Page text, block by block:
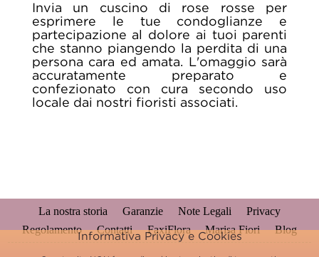
Invia un cuscino di rose rosse per
esprimere le tue condoglianze e
partecipazione al dolore ai tuoi parenti
che stanno piangendo la perdita di una
persona cara ed amata. L'omaggio sarà
accuratamente preparato e
confezionato con cura secondo uso
locale dai nostri fioristi associati.
La nostra storia Garanzie Note Legali
Privacy
Regolamento
Contatti FaxiFlora Marisa Fiori Blog
Informativa Privacy e Cookies